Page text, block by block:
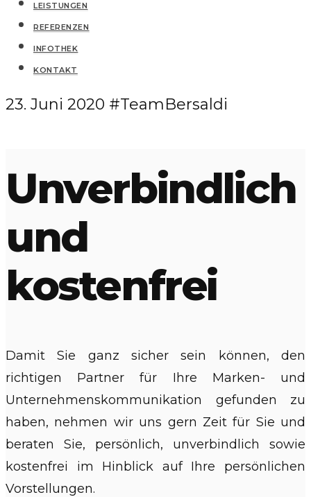
LEISTUNGEN
REFERENZEN
IN­FO­THEK
KONTAKT
23. Juni 2020 #TeamBersaldi
Unverbindlich
und
kostenfrei
Damit Sie ganz sicher sein können, den
richtigen Partner für Ihre Marken- und
Unternehmenskommunikation gefunden zu
haben, nehmen wir uns gern Zeit für Sie und
beraten Sie, persönlich, unverbindlich sowie
kostenfrei im Hinblick auf Ihre persönlichen
Vorstellungen.